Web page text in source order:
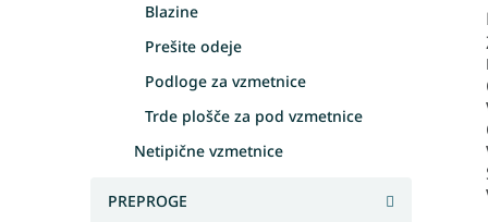
Blazine
Prešite odeje
Podloge za vzmetnice
Trde plošče za pod vzmetnice
Netipične vzmetnice
PREPROGE